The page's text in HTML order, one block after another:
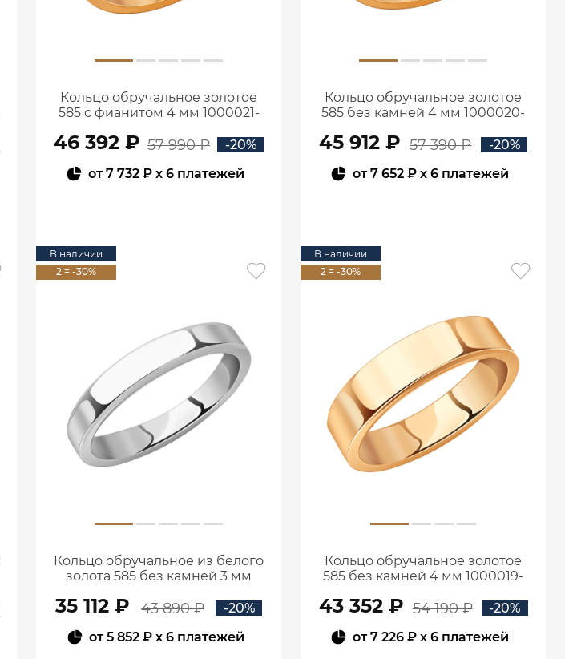
Кольцо обручальное золотое
585 с фианитом 4 мм 1000021-
46 392 ₽ 57 990 ₽
-20%
от7 732 ₽ x 6 платежей
Кольцо обручальное золотое
585 без камней 4 мм 1000020-
45 912 ₽ 57 390 ₽
-20%
от7 652 ₽ x 6 платежей
В наличии
2 = -30%
Кольцо обручальное из белого
золота 585 без камней 3 мм
35 112 ₽ 43 890 ₽
-20%
от5 852 ₽x 6 платежей
В наличии
2 = -30%
Кольцо обручальное золотое
585 без камней 4 мм 1000019-
43 352 ₽ 54 190 ₽
-20%
от7 226 ₽ x 6 платежей